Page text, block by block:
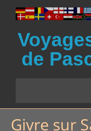
de
Givre sur